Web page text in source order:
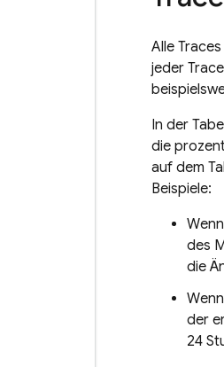
Alle
jeder
In der
die
auf dem
Beispiele:
des
die
der
24